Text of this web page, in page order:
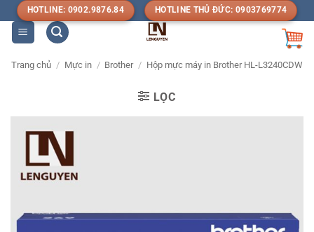
qua
nội
dung
HOTLINE: 0902.9876.84 HOTLINE THỦ ĐỨC: 0903769774
Trang chủ / Mực in / Brother / Hộp mực máy in Brother HL-L3240CDW
LỌC